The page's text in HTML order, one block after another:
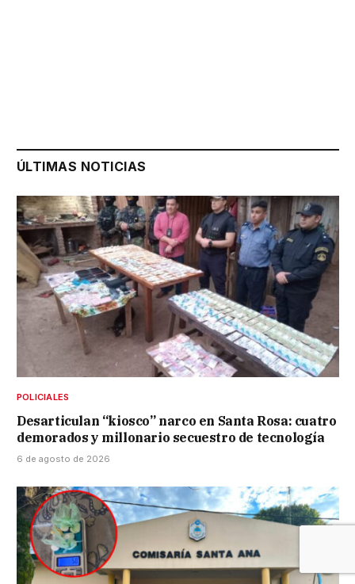
ÚLTIMAS NOTICIAS
POLICIALES
Desarticulan “kiosco” narco en Santa Rosa: cuatro
demorados y millonario secuestro de tecnología
6 de agosto de 2026